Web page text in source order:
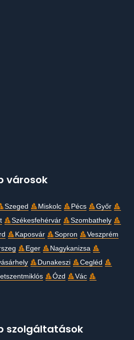
városok
Szeged Miskolc Pécs
Győr
Székesfehérvár
Szombathely
Kaposvár Sopron
Veszprém
Eger
Nagykanizsa
Dunakeszi
Cegléd
Ózd
Vác
szolgáltatások